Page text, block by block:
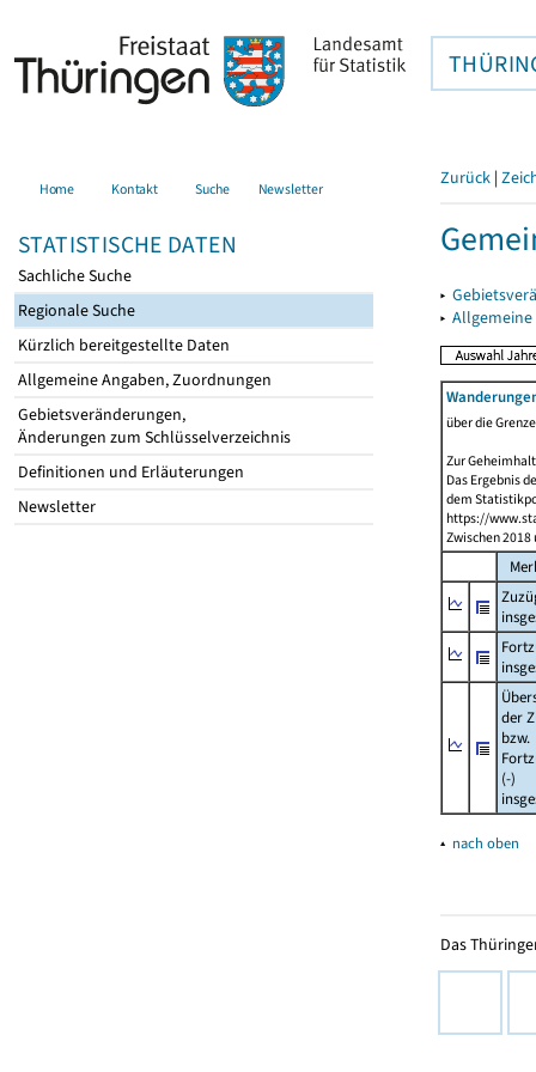
Home Kontakt Suche Newsletter
STATISTISCHE DATEN
Sachliche Suche
Regionale Suche
Kürzlich bereitgestellte Daten
Allgemeine Angaben, Zuordnungen
Gebietsveränderungen,
Änderungen zum Schlüsselverzeichnis
Definitionen und Erläuterungen
Newsletter
Zurück |
▸
▸
über die
Zur
Das Ergebnis
dem
https://
Zwischen
der
bzw.
(-)
▴ nach oben
Das